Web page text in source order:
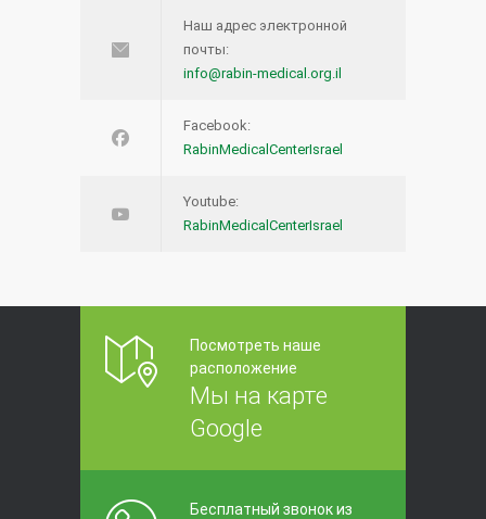
Лимфома кожи: что нужно знать?
16.08.2016
Что такое виртуальная
колоноскопия?
Несколько фактов о Кейтруде и
Наш адрес электронной
почты:
info@rabin-medical.org.il
Facebook:
RabinMedicalCenterIsrael
Youtube:
RabinMedicalCenterIsrael
Посмотреть наше
расположение
Мы на карте
Google
Бесплатный звонок из